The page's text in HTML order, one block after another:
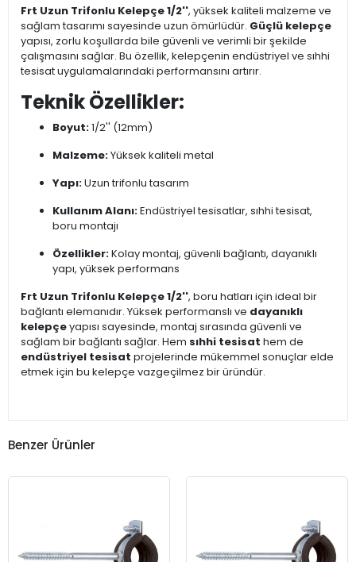
Frt Uzun Trifonlu Kelepçe 1/2'', yüksek kaliteli malzeme ve
sağlam tasarımı sayesinde uzun ömürlüdür. Güçlü kelepçe
yapısı, zorlu koşullarda bile güvenli ve verimli bir şekilde
çalışmasını sağlar. Bu özellik, kelepçenin endüstriyel ve sıhhi
tesisat uygulamalarındaki performansını artırır.
Teknik Özellikler:
Boyut:1/2'' (12mm)
Malzeme:Yüksek kaliteli metal
Yapı:Uzun trifonlu tasarım
Kullanım Alanı:Endüstriyel tesisatlar, sıhhi tesisat,
boru montajı
Özellikler:Kolay montaj, güvenli bağlantı, dayanıklı
yapı, yüksek performans
Frt Uzun Trifonlu Kelepçe 1/2'', boru hatları için ideal bir
bağlantı elemanıdır. Yüksek performanslı ve dayanıklı
kelepçeyapısı sayesinde, montaj sırasında güvenli ve
sağlam bir bağlantı sağlar. Hem sıhhi tesisat hem de
endüstriyel tesisat projelerinde mükemmel sonuçlar elde
etmek için bu kelepçe vazgeçilmez bir üründür.
Benzer Ürünler